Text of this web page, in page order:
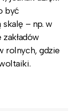
być
– np. w
rolnych, gdzie